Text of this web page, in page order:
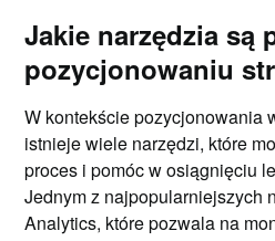
Jakie narzędzia są
pozycjonowaniu
W kontekście pozycjonowania
istnieje wiele narzędzi, które
proces i pomóc w osiągnięciu
Jednym z najpopularniejszych
Analytics, które pozwala na